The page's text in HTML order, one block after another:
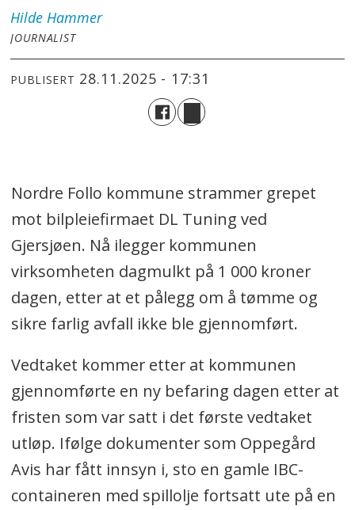
Hilde Hammer
JOURNALIST
PUBLISERT 28.11.2025 - 17:31
Nordre Follo kommune strammer grepet
mot bilpleiefirmaet DL Tuning ved
Gjersjøen. Nå ilegger kommunen
virksomheten dagmulkt på 1 000 kroner
dagen, etter at et pålegg om å tømme og
sikre farlig avfall ikke ble gjennomført.
Vedtaket kommer etter at kommunen
gjennomførte en ny befaring dagen etter at
fristen som var satt i det første vedtaket
utløp. Ifølge dokumenter som Oppegård
Avis har fått innsyn i, sto en gamle IBC-
containeren med spillolje fortsatt ute på en